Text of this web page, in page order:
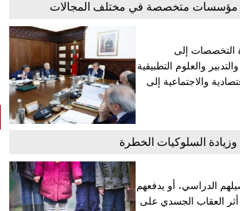
مؤسسات متخصصة في مختلف المجالات
التخصصات إلى
والعلوم التطبيقية
والاجتماعية إلى
السلوكيات الخطرة
الدراسي، أو يدفعهم
العقاب الجسدي على